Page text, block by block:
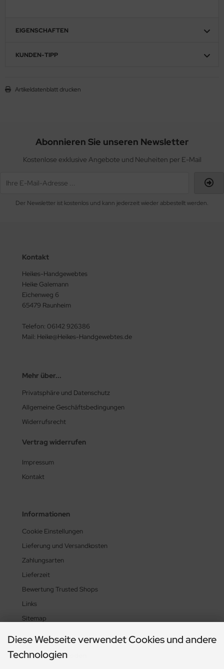
EIGENSCHAFTEN
KUNDEN-TIPP
Artikeldatenblatt drucken
Abonnieren Sie unseren Newsletter
Kostenlose exklusive Angebote und Neuheiten per E-Mail
Der Newsletter ist kostenlos und kann jederzeit wieder abbestellt werden.
Kontakt
Heikes-Handgewebtes
Heike Galemann
Eichenweg 6
65479 Raunheim
Telefon: 06142 926386
Mail: Heike@Heikes-Handgewebtes.de
Mehr über...
Privatsphäre und Datenschutz
Allgemeine Geschäftsbedingungen
Widerrufsrecht
Vertrag widerrufen
Impressum
Kontakt
Informationen
Cookie Einstellungen
Lieferung und Versandkosten
Zahlungsarten
Lieferzeit
Bewertung Trusted Shops
Links
Sitemap
Zahlungsmethoden
Diese Webseite verwendet Cookies und andere
Technologien